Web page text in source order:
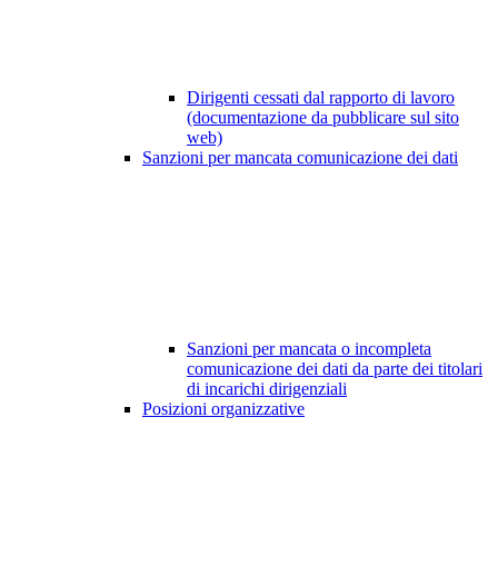
Dirigenti cessati dal rapporto di lavoro
(documentazione da pubblicare sul sito
web)
Sanzioni per mancata comunicazione dei dati
Sanzioni per mancata o incompleta
comunicazione dei dati da parte dei titolari
di incarichi dirigenziali
Posizioni organizzative